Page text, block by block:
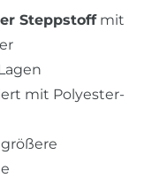
Steppstoffmit
mit Polyester-
größere